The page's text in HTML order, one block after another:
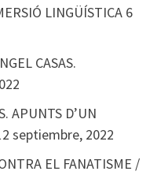
LINGÜÍSTICA 6
CASAS.
APUNTS D’UN
septiembre, 2022
EL FANATISME /